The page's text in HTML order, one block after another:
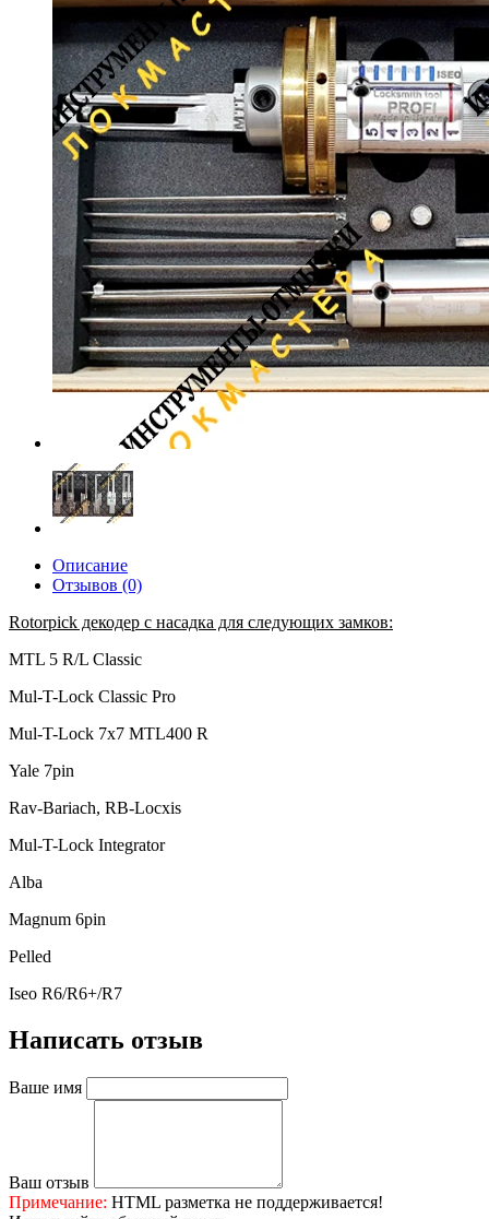
Описание
Отзывов (0)
Rotorpick декодер с насадка для следующих замков:
MTL 5 R/L Classic
Mul-T-Lock Classic Pro
Mul-T-Lock 7x7 MTL400 R
Yale 7pin
Rav-Bariach, RB-Locxis
Mul-T-Lock Integrator
Alba
Magnum 6pin
Pelled
Iseo R6/R6+/R7
Написать отзыв
Ваше имя
Ваш отзыв
Примечание: HTML разметка не поддерживается!